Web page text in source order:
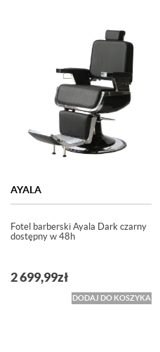
AYALA
Fotel barberski Ayala Dark czarny
dostępny w 48h
2 699,99zł
DODAJ DO KOSZYKA